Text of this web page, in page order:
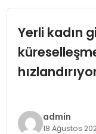
EKONOMI
TEKNOLOJI
Yerli kadın
admin
18 Ağustos